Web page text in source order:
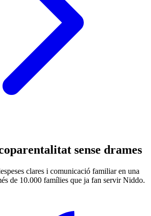
sense drames
clares i comunicació familiar en una
de 10.000 famílies que ja fan servir Niddo.